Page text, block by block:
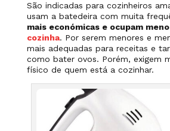
São indicadas para cozinheiros
usam a batedeira com muita
mais económicas e ocupam
cozinha. Por serem menores e
mais adequadas para receitas e
como bater ovos. Porém, exigem
físico de quem está a cozinhar.